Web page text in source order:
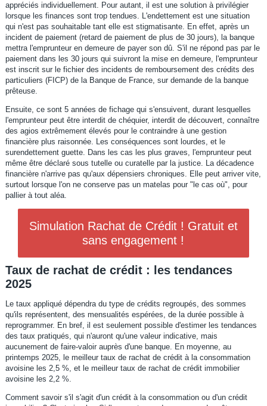
appréciés individuellement. Pour autant, il est une solution à privilégier
lorsque les finances sont trop tendues. L'endettement est une situation
qui n'est pas souhaitable tant elle est stigmatisante. En effet, après un
incident de paiement (retard de paiement de plus de 30 jours), la banque
mettra l'emprunteur en demeure de payer son dû. S'il ne répond pas par le
paiement dans les 30 jours qui suivront la mise en demeure, l'emprunteur
est inscrit sur le fichier des incidents de remboursement des crédits des
particuliers (FICP) de la Banque de France, sur demande de la banque
prêteuse.
Ensuite, ce sont 5 années de fichage qui s'ensuivent, durant lesquelles
l'emprunteur peut être interdit de chéquier, interdit de découvert, connaître
des agios extrêmement élevés pour le contraindre à une gestion
financière plus raisonnée. Les conséquences sont lourdes, et le
surendettement guette. Dans les cas les plus graves, l'emprunteur peut
même être déclaré sous tutelle ou curatelle par la justice. La décadence
financière n'arrive pas qu'aux dépensiers chroniques. Elle peut arriver vite,
surtout lorsque l'on ne conserve pas un matelas pour "le cas où", pour
pallier à tout aléa.
Simulation Rachat de Crédit ! Gratuit et
sans engagement !
Taux de rachat de crédit : les tendances
2025
Le taux appliqué dépendra du type de crédits regroupés, des sommes
qu'ils représentent, des mensualités espérées, de la durée possible à
reprogrammer. En bref, il est seulement possible d'estimer les tendances
des taux pratiqués, qui n'auront qu'une valeur indicative, mais
aucunement de faire-valoir auprès d'une banque. En moyenne, au
printemps 2025, le meilleur taux de rachat de crédit à la consommation
avoisine les 2,5 %, et le meilleur taux de rachat de crédit immobilier
avoisine les 2,2 %.
Comment savoir s'il s'agit d'un crédit à la consommation ou d'un crédit